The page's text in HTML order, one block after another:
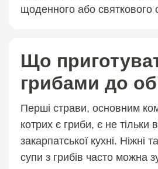
щоденного або святкового
Що
грибами до
Перші страви, основним
котрих є гриби, є не тільки
закарпатської кухні. Ніжні
супи з грибів часто можна